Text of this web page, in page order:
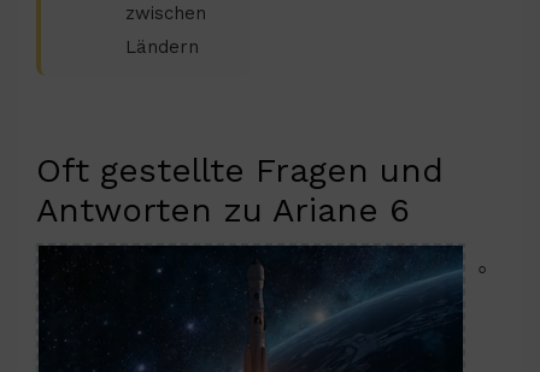
zwischen
Ländern
Oft gestellte Fragen und
Antworten zu Ariane 6
◦